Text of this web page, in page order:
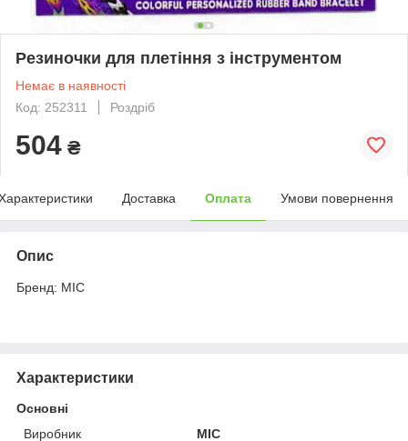
Резиночки для плетіння з інструментом
Немає в наявності
Код: 252311
Роздріб
504 ₴
Доставка Оплата Умови повернення
Опис
Бренд: MIC
Характеристики
Основні
Виробник
MIC